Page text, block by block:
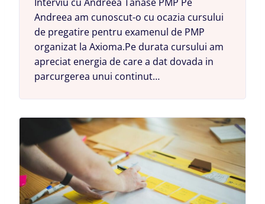
Andreea am cunoscut-o cu ocazia cursului
de pregatire pentru examenul de PMP
organizat la Axioma.Pe durata cursului am
apreciat energia de care a dat dovada in
parcurgerea unui continut…